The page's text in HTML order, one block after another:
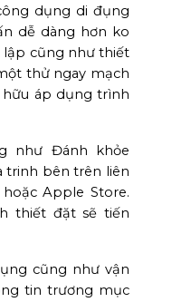
dụng di đụng
dễ dàng hơn ko
lập cũng như thiết
thử ngay mạch
áp dụng trình
như Đánh khỏe
trinh bên trên liên
Apple Store.
thiết đặt sẽ tiến
cũng như vận
tin trương mục